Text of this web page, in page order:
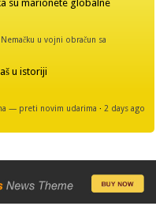
su marionete globalne
u vojni obračun sa
u istoriji
— preti novim udarima · 2 days ago